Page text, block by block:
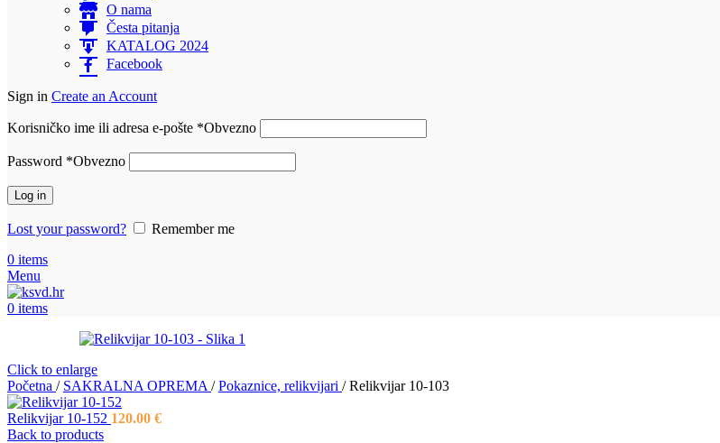
O nama
Česta pitanja
KATALOG 2024
Facebook
Sign in Create an Account
Korisničko ime ili adresa e-pošte *Obvezno
Password *Obvezno
Log in
Lost your password?
Remember me
0 items
Menu
0 items
Click to enlarge
Početna / SAKRALNA OPREMA / Pokaznice, relikvijari / Relikvijar 10-103
Relikvijar 10-152 120.00 €
Back to products